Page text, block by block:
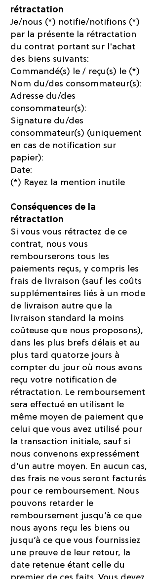
rétractation
Je/nous (*) notifie/notifions (*)
par la présente la rétractation
du contrat portant sur l'achat
des biens suivants:
Commandé(s) le / reçu(s) le (*)
Nom du/des consommateur(s):
Adresse du/des
consommateur(s):
Signature du/des
consommateur(s) (uniquement
en cas de notification sur
papier):
Date:
(*) Rayez la mention inutile
Conséquences de la
rétractation
Si vous vous rétractez de ce
contrat, nous vous
rembourserons tous les
paiements reçus, y compris les
frais de livraison (sauf les coûts
supplémentaires liés à un mode
de livraison autre que la
livraison standard la moins
coûteuse que nous proposons),
dans les plus brefs délais et au
plus tard quatorze jours à
compter du jour où nous avons
reçu votre notification de
rétractation. Le remboursement
sera effectué en utilisant le
même moyen de paiement que
celui que vous avez utilisé pour
la transaction initiale, sauf si
nous convenons expressément
d’un autre moyen. En aucun cas,
des frais ne vous seront facturés
pour ce remboursement. Nous
pouvons retarder le
remboursement jusqu’à ce que
nous ayons reçu les biens ou
jusqu’à ce que vous fournissiez
une preuve de leur retour, la
date retenue étant celle du